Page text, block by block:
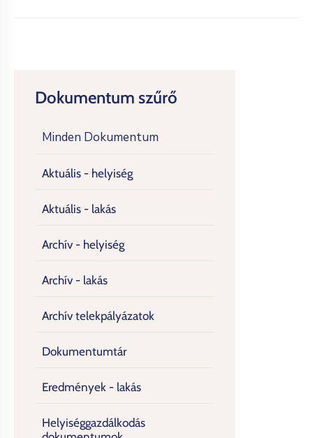
Dokumentum szűrő
Minden Dokumentum
Aktuális - helyiség
Aktuális - lakás
Archív - helyiség
Archív - lakás
Archív telekpályázatok
Dokumentumtár
Eredmények - lakás
Helyiséggazdálkodás